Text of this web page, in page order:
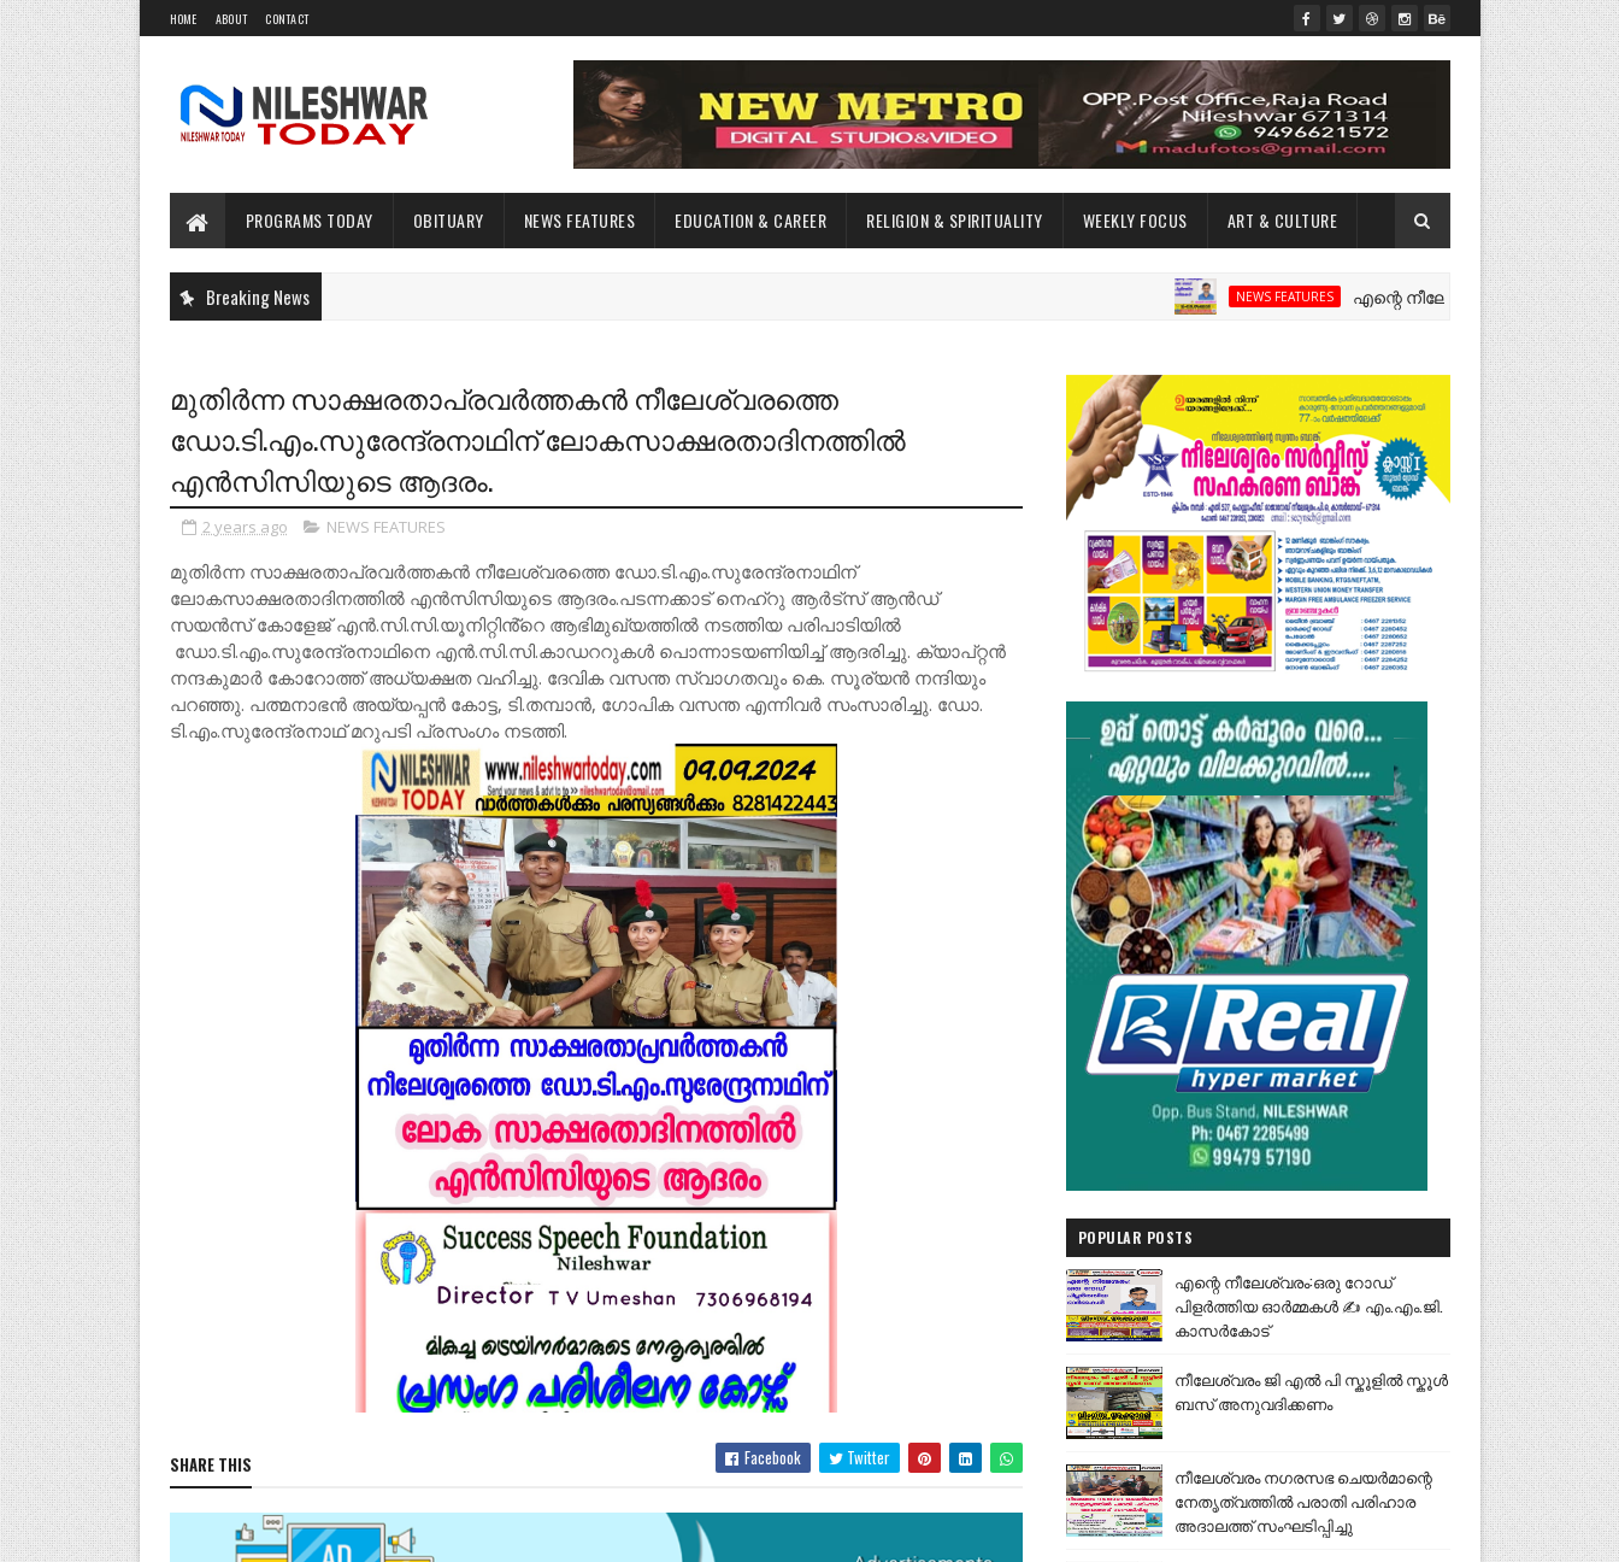
HOME ABOUT CONTACT
PROGRAMS TODAY OBITUARY NEWS FEATURES EDUCATION & CAREER RELIGION & SPIRITUALITY WEEKLY FOCUS ART & CULTURE
Breaking News NEWS FEATURES എന്റെ നീലേശ്വരം:ഒരു റോഡ്
മുതിര്‍ന്ന സാക്ഷരതാപ്രവര്‍ത്തകന്‍ നീലേശ്വരത്തെ
ഡോ.ടി.എം.സുരേന്ദ്രനാഥിന്‌ ലോകസാക്ഷരതാദിനത്തില്‍
എന്‍സിസിയുടെ ആദരം.
2 years ago NEWS FEATURES
മുതിര്‍ന്ന സാക്ഷരതാപ്രവര്‍ത്തകന്‍ നീലേശ്വരത്തെ ഡോ.ടി.എം.സുരേന്ദ്രനാഥിന്‌
ലോകസാക്ഷരതാദിനത്തില്‍ എന്‍സിസിയുടെ ആദരം.പടന്നക്കാട് നെഹ്റു ആർട്സ് ആൻഡ്
സയൻസ് കോളേജ് എൻ.സി.സി.യൂനിറ്റിൻ്റെ ആഭിമുഖ്യത്തിൽ നടത്തിയ പരിപാടിയിൽ
ഡോ.ടി.എം.സുരേന്ദ്രനാഥിനെ എൻ.സി.സി.കാഡററുകൾ പൊന്നാടയണിയിച്ച് ആദരിച്ചു. ക്യാപ്റ്റൻ
നന്ദകുമാർ കോറോത്ത് അധ്യക്ഷത വഹിച്ചു. ദേവിക വസന്ത സ്വാഗതവും കെ. സൂര്യൻ നന്ദിയും
പറഞ്ഞു. പത്മനാഭൻ അയ്യപ്പൻ കോട്ട, ടി.തമ്പാൻ, ഗോപിക വസന്ത എന്നിവർ സംസാരിച്ചു. ഡോ.
ടി.എം.സുരേന്ദ്രനാഥ് മറുപടി പ്രസംഗം നടത്തി.
SHARE THIS Facebook Twitter
POPULAR POSTS
എന്റെ നീലേശ്വരം:ഒരു റോഡ്
പിളർത്തിയ ഓർമ്മകൾ ✍️ എം.എം.ജി.
കാസർകോട്
നീലേശ്വരം ജി എൽ പി സ്കൂളിൽ സ്കൂൾ
ബസ് അനുവദിക്കണം
നീലേശ്വരം നഗരസഭ ചെയർമാന്റെ
നേതൃത്വത്തിൽ പരാതി പരിഹാര
അദാലത്ത് സംഘടിപ്പിച്ചു